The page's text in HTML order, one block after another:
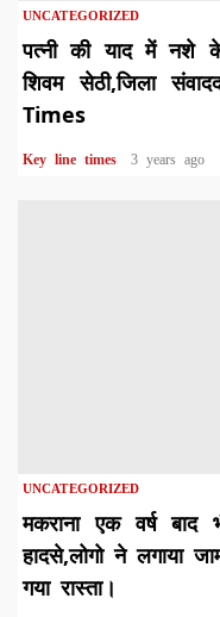
UNCATEGORIZED
पत्नी की याद में नशे
शिवम सेठी,जिला
Times
Key line times 3 years ago
UNCATEGORIZED
मकराना एक वर्ष
हादसे,लोगो ने लगाया
गया रास्ता।